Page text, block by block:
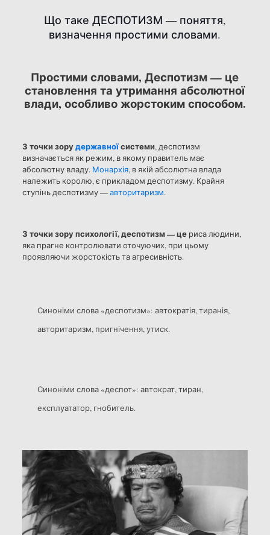
Що таке ДЕСПОТИЗМ — поняття,
визначення простими словами.
Простими словами, Деспотизм — це
становлення та утримання абсолютної
влади, особливо жорстоким способом.
З точки зорудержавноїсистеми, деспотизм
визначається як режим, в якому правитель має
абсолютну владу. Монархія, в якій абсолютна влада
належить королю, є прикладом деспотизму. Крайня
ступінь деспотизму —авторитаризм.
З точки зору психології, деспотизм — цериса людини,
яка прагне контролювати оточуючих, при цьому
проявляючи жорстокість та агресивність.
Синоніми слова «деспотизм»: автократія, тиранія,
авторитаризм, пригнічення, утиск.
Синоніми слова «деспот»: автократ, тиран,
експлуататор, гнобитель.